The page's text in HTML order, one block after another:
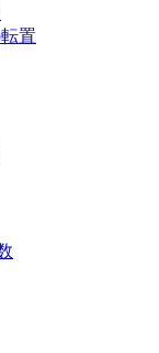
置